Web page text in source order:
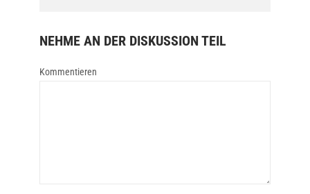
NEHME AN DER DISKUSSION TEIL
Kommentieren